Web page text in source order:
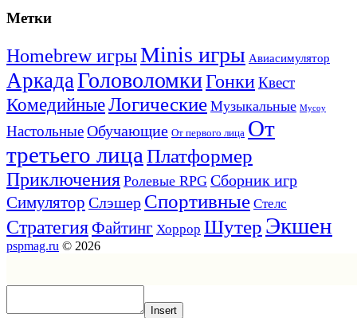
Метки
Homebrew игрыMinis игры Авиасимулятор
АркадаГоловоломкиГонкиКвест
КомедийныеЛогические Музыкальные Мусоу
НастольныеОбучающие От первого лица От
третьего лица Платформер
Приключения Ролевые RPG Сборник игр
Симулятор Слэшер Спортивные Стелс
СтратегияФайтинг Хоррор Шутер Экшен
pspmag.ru © 2026
Insert